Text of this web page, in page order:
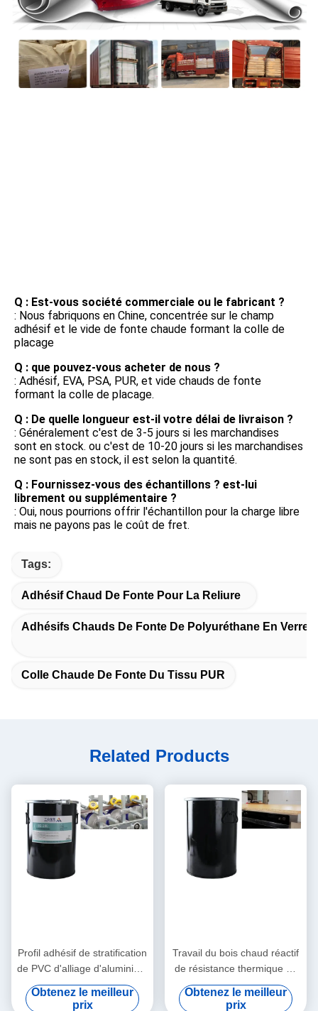
Q : Est-vous société commerciale ou le fabricant ?
: Nous fabriquons en Chine, concentrée sur le champ
adhésif et le vide de fonte chaude formant la colle de
placage
Q : que pouvez-vous acheter de nous ?
: Adhésif, EVA, PSA, PUR, et vide chauds de fonte
formant la colle de placage.
Q : De quelle longueur est-il votre délai de livraison ?
: Généralement c'est de 3-5 jours si les marchandises
sont en stock. ou c'est de 10-20 jours si les marchandises
ne sont pas en stock, il est selon la quantité.
Q : Fournissez-vous des échantillons ? est-lui
librement ou supplémentaire ?
: Oui, nous pourrions offrir l'échantillon pour la charge libre
mais ne payons pas le coût de fret.
Tags:
Adhésif Chaud De Fonte Pour La Reliure
Adhésifs Chauds De Fonte De Polyuréthane En Verre
Colle Chaude De Fonte Du Tissu PUR
Related Products
Profil adhésif de stratification
de PVC d'alliage d'aluminium
enveloppant l'adhésif chaud
de fonte
Obtenez le meilleur
prix
Travail du bois chaud réactif
de résistance thermique de
colle de fonte du
polyuréthane PUR de
Obtenez le meilleur
prix